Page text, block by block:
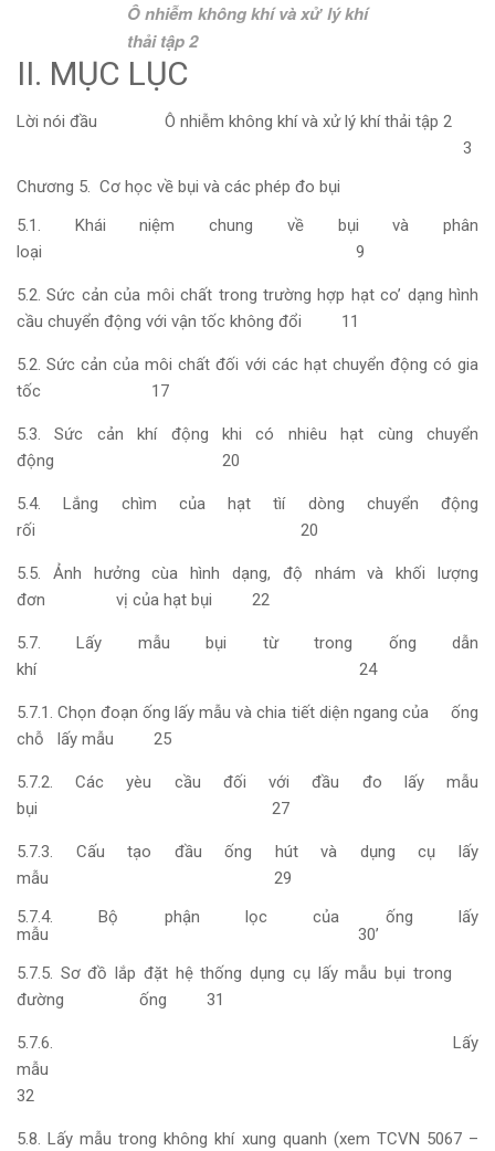
Ô nhiễm không khí và xử lý khí
thải tập 2
II. MỤC LỤC
Lời nói đầu Ô nhiễm không khí và xử lý khí thải tập 2
3
Chương 5. Cơ học về bụi và các phép đo bụi
5.1. Khái niệm chung về bụi và phân
loại 9
5.2. Sức cản của môi chất trong trường hợp hạt co’ dạng hình
cầu chuyển động với vận tốc không đổi 11
5.2. Sức cản của môi chất đối với các hạt chuyển động có gia
tốc 17
5.3. Sức cản khí động khi có nhiêu hạt cùng chuyển
động 20
5.4. Lắng chìm của hạt tìí dòng chuyển động
rối 20
5.5. Ảnh hưởng cùa hình dạng, độ nhám và khối lượng
đơn vị của hạt bụi 22
5.7. Lấy mẫu bụi từ trong ống dẫn
khí 24
5.7.1. Chọn đoạn ống lấy mẫu và chia tiết diện ngang của ống
chỗ lấy mẫu 25
5.7.2. Các yèu cầu đối với đầu đo lấy mẫu
bụi 27
5.7.3. Cấu tạo đầu ống hút và dụng cụ lấy
mẫu 29
5.7.4. Bộ phận lọc của ống lấy
mẫu 30’
5.7.5. Sơ đồ lắp đặt hệ thống dụng cụ lấy mẫu bụi trong
đường ống 31
5.7.6. Lấy
32
5.8. Lấy mẫu trong không khí xung quanh (xem TCVN 5067 –